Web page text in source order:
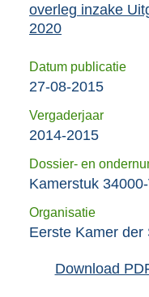
overleg inzake
2020
Datum publicatie
27-08-2015
Vergaderjaar
2014-2015
Dossier- en
Kamerstuk
Organisatie
Eerste Kamer der
Download